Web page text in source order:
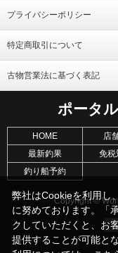
プライバシーポリシー
特定商取引について
古物営業法に基づく表記
ポータ
HOME 店
最新釣果
免税
釣り船予約
Copyright ©
弊社はCookieを利用し
に努めております。「
クしていただくと、お
提供することが可能と